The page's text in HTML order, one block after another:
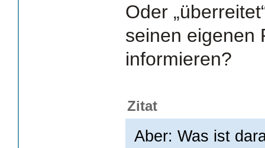
Oder
seinen eigenen
informieren?
Zitat
Aber: Was ist